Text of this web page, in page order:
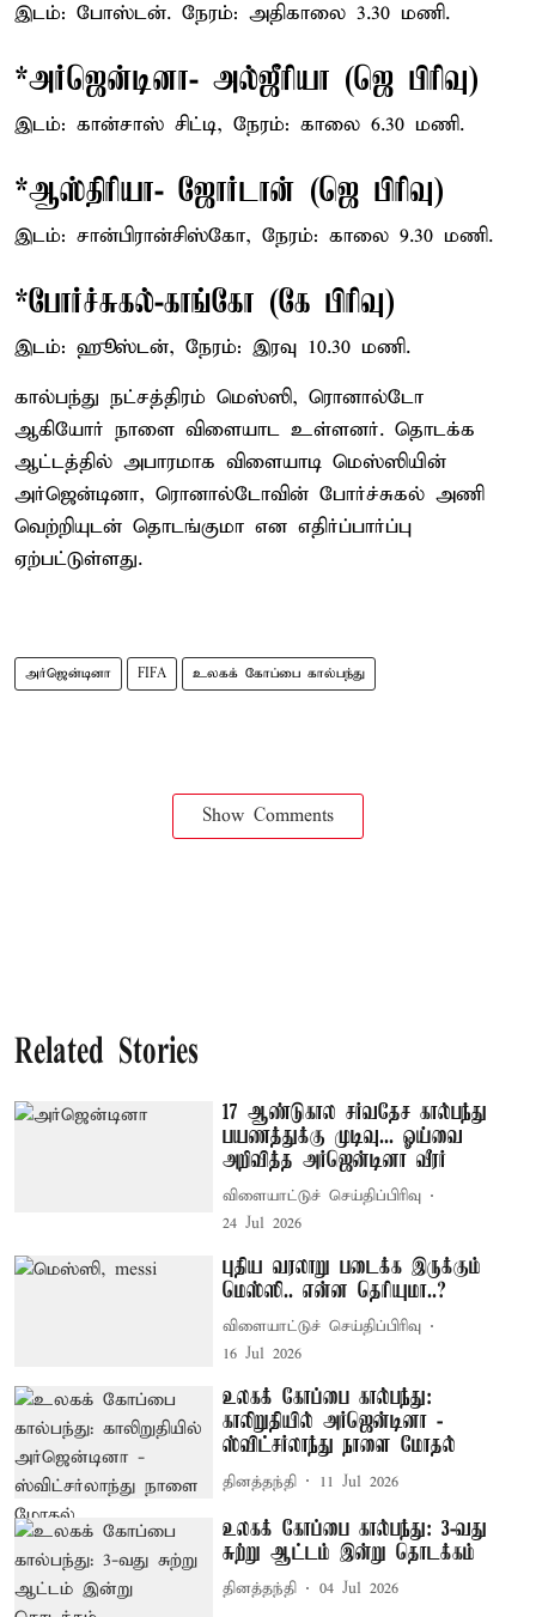
இடம்: போஸ்டன். நேரம்: அதிகாலை 3.30 மணி.
*அர்ஜென்டினா- அல்ஜீரியா (ஜெ பிரிவு)
இடம்: கான்சாஸ் சிட்டி, நேரம்: காலை 6.30 மணி.
*ஆஸ்திரியா- ஜோர்டான் (ஜெ பிரிவு)
இடம்: சான்பிரான்சிஸ்கோ, நேரம்: காலை 9.30 மணி.
*போர்ச்சுகல்-காங்கோ (கே பிரிவு)
இடம்: ஹூஸ்டன், நேரம்: இரவு 10.30 மணி.
கால்பந்து நட்சத்திரம் மெஸ்ஸி, ரொனால்டோ
ஆகியோர் நாளை விளையாட உள்ளனர். தொடக்க
ஆட்டத்தில் அபாரமாக விளையாடி மெஸ்ஸியின்
அர்ஜென்டினா, ரொனால்டோவின் போர்ச்சுகல் அணி
வெற்றியுடன் தொடங்குமா என எதிர்ப்பார்ப்பு
ஏற்பட்டுள்ளது.
அர்ஜென்டினா FIFA உலகக் கோப்பை கால்பந்து
Show Comments
Related Stories
17 ஆண்டுகால சர்வதேச கால்பந்து
பயணத்துக்கு முடிவு... ஓய்வை
அறிவித்த அர்ஜென்டினா வீரர்
விளையாட்டுச் செய்திப்பிரிவு
24 Jul 2026
புதிய வரலாறு படைக்க இருக்கும்
மெஸ்ஸி.. என்ன தெரியுமா..?
விளையாட்டுச் செய்திப்பிரிவு
16 Jul 2026
உலகக் கோப்பை கால்பந்து:
காலிறுதியில் அர்ஜென்டினா -
ஸ்விட்சர்லாந்து நாளை மோதல்
தினத்தந்தி 11 Jul 2026
உலகக் கோப்பை கால்பந்து: 3-வது
சுற்று ஆட்டம் இன்று தொடக்கம்
தினத்தந்தி 04 Jul 2026